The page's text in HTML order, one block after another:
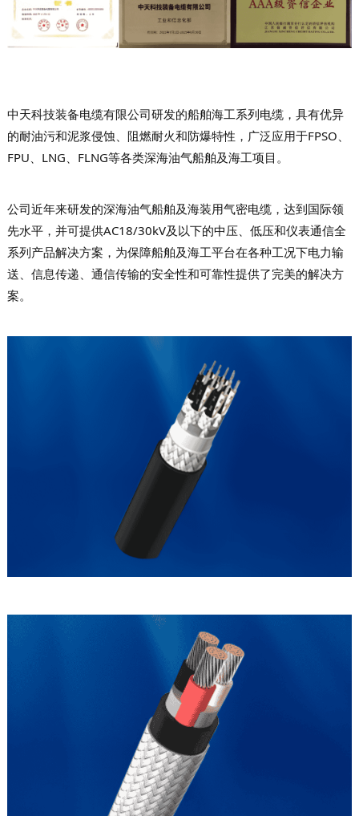
中天科技装备电缆有限公司研发的船舶海工系列电缆，具有优异
的耐油污和泥浆侵蚀、阻燃耐火和防爆特性，广泛应用于FPSO、
FPU、LNG、FLNG等各类深海油气船舶及海工项目。
公司近年来研发的深海油气船舶及海装用气密电缆，达到国际领
先水平，并可提供AC18/30kV及以下的中压、低压和仪表通信全
系列产品解决方案，为保障船舶及海工平台在各种工况下电力输
送、信息传递、通信传输的安全性和可靠性提供了完美的解决方
案。